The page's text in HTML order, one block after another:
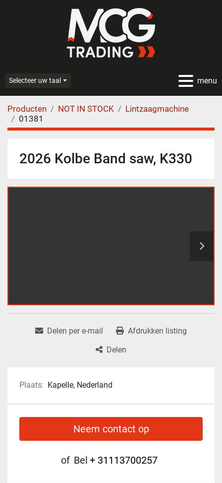
menu
Selecteer uw taal
Producten NOT IN STOCK
Lintzaagmachine
01381
2026 Kolbe Band saw, K330
Delen per e-mail
Afdrukken listing
Delen
Plaats: Kapelle, Nederland
Neem contact op
of Bel + 31113700257